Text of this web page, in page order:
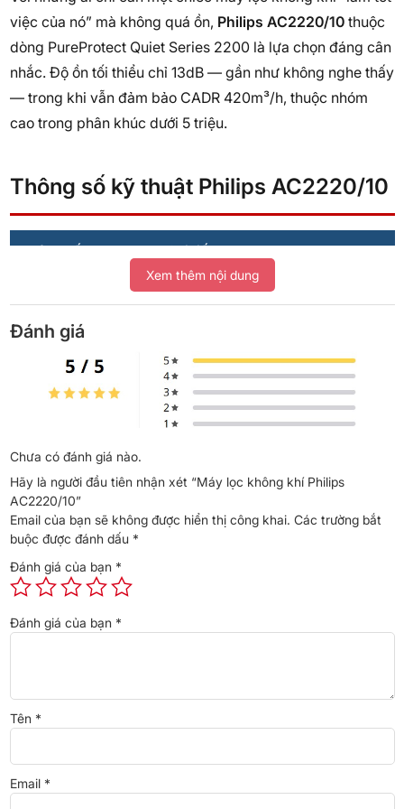
việc của nó” mà không quá ồn, Philips AC2220/10thuộc
dòng PureProtect Quiet Series 2200 là lựa chọn đáng cân
nhắc. Độ ồn tối thiểu chỉ 13dB — gần như không nghe thấy
— trong khi vẫn đảm bảo CADR 420m³/h, thuộc nhóm
cao trong phân khúc dưới 5 triệu.
Thông số kỹ thuật Philips AC2220/10
Thông số Chi tiết
Philips (Hà Lan)
Model
Series 2200
Diện tích lọc tối đa 109 m²
khí sạch)
Công suất tối đa
Độ ồn
Kích thước
Trọng lượng 4,1 kg
Hệ lọc
Khả năng lọc hạt
Xem thêm nội dung
Đánh giá
Chưa có đánh giá nào.
Hãy là người đầu tiên nhận xét “Máy lọc không khí Philips
AC2220/10”
Email của bạn sẽ không được hiển thị công khai. Các trường bắt
buộc được đánh dấu *
Đánh giá của bạn *
Đánh giá của bạn *
Tên *
Email *